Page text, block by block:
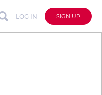
LOG IN SIGN UP